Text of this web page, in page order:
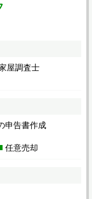
屋調査士
申告書作成
任意売却